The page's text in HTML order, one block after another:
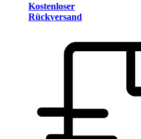
Kostenloser
Rückversand